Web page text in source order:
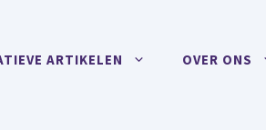
ARTIKELEN OVER ONS